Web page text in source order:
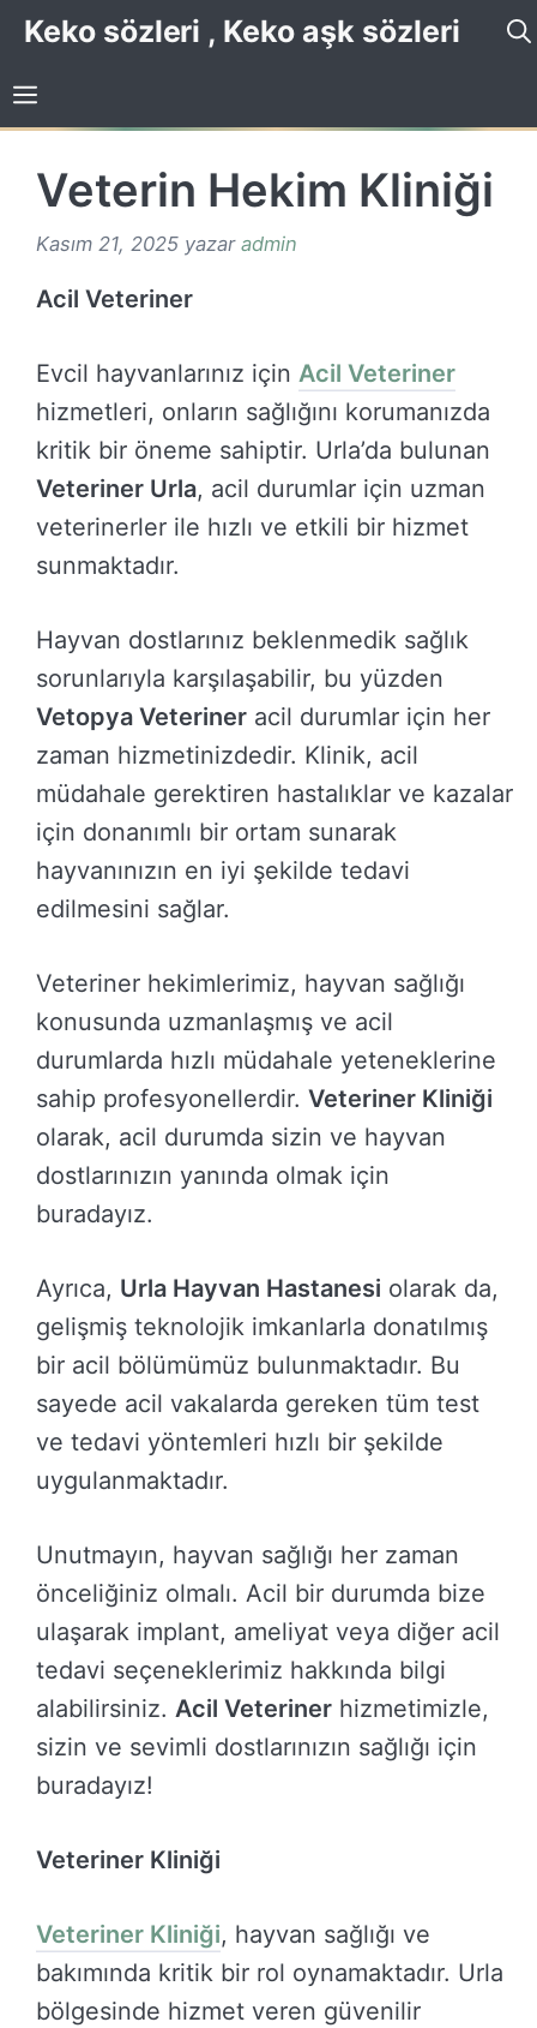
İçeriğe
Keko sözleri , Keko aşk sözleri
Veterin Hekim Kliniği
Kasım 21, 2025 yazar admin
Acil Veteriner
Evcil hayvanlarınız için Acil Veteriner
hizmetleri, onların sağlığını korumanızda
kritik bir öneme sahiptir. Urla’da bulunan
Veteriner Urla, acil durumlar için uzman
veterinerler ile hızlı ve etkili bir hizmet
sunmaktadır.
Hayvan dostlarınız beklenmedik sağlık
sorunlarıyla karşılaşabilir, bu yüzden
Vetopya Veteriner acil durumlar için her
zaman hizmetinizdedir. Klinik, acil
müdahale gerektiren hastalıklar ve kazalar
için donanımlı bir ortam sunarak
hayvanınızın en iyi şekilde tedavi
edilmesini sağlar.
Veteriner hekimlerimiz, hayvan sağlığı
konusunda uzmanlaşmış ve acil
durumlarda hızlı müdahale yeteneklerine
sahip profesyonellerdir. Veteriner Kliniği
olarak, acil durumda sizin ve hayvan
dostlarınızın yanında olmak için
buradayız.
Ayrıca, Urla Hayvan Hastanesi olarak da,
gelişmiş teknolojik imkanlarla donatılmış
bir acil bölümümüz bulunmaktadır. Bu
sayede acil vakalarda gereken tüm test
ve tedavi yöntemleri hızlı bir şekilde
uygulanmaktadır.
Unutmayın, hayvan sağlığı her zaman
önceliğiniz olmalı. Acil bir durumda bize
ulaşarak implant, ameliyat veya diğer acil
tedavi seçeneklerimiz hakkında bilgi
alabilirsiniz. Acil Veteriner hizmetimizle,
sizin ve sevimli dostlarınızın sağlığı için
buradayız!
Veteriner Kliniği
Veteriner Kliniği, hayvan sağlığı ve
bakımında kritik bir rol oynamaktadır. Urla
bölgesinde hizmet veren güvenilir